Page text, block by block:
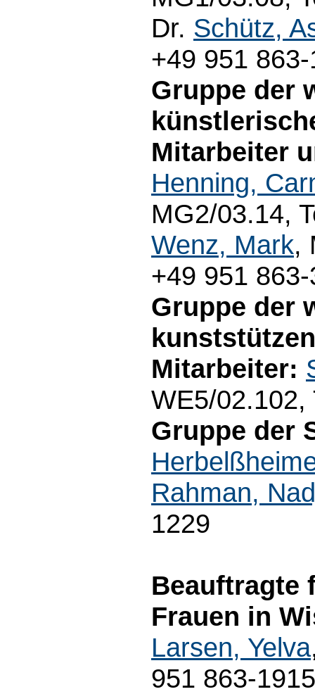
Dr. Schütz,
+49 951
Gruppe der
Mitarbeiter
Henning,
MG2/03.14,
Wenz, Mark,
+49 951
Gruppe der
Mitarbeiter:
WE5/02.102,
Gruppe der
Rahman,
1229
Beauftragte
Frauen in
Larsen, Yelva
951 863-1915